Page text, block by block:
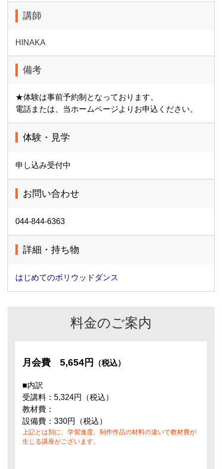
講師
HINAKA
備考
★体験は事前予約制となっております。
電話または、当ホームページよりお申込ください。
体験・見学
申し込み受付中
お問い合わせ
044-844-6363
詳細・持ち物
はじめてのボリウッドダンス
料金のご案内
月会費 5,654円 （税込）
■内訳
受講料：5,324円（税込）
教材費：
設備費：330円（税込）
上記とは別に、学習進度、制作作品の材料の違いで教材費が
生じる講座がございます。